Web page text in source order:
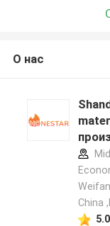
О нас
China
5.0